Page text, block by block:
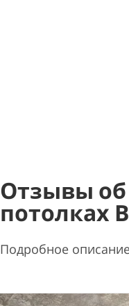
Отзывы об
потолках
Подробное